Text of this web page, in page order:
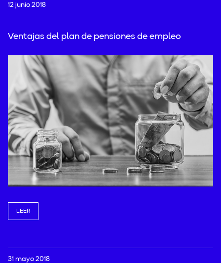
12 junio 2018
Ventajas del plan de pensiones de empleo
LEER
31 mayo 2018